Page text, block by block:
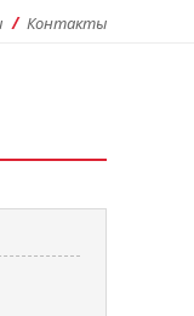
Контакты